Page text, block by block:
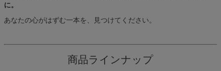
に。
あなたの心がはずむ一本を、見つけてください。
商品ラインナップ